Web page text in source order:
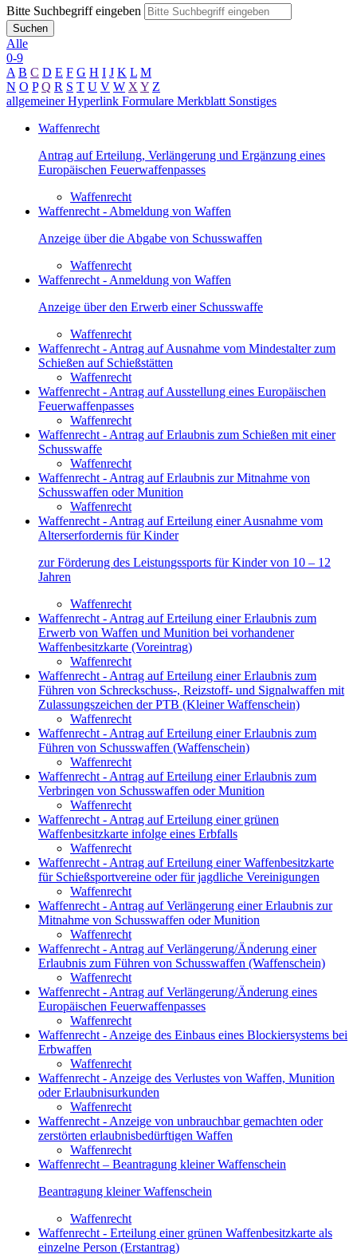
Bitte Suchbegriff eingeben
Suchen
Alle
0-9
A B C D E F G H I J K L M
N O P Q R S T U V W XY Z
allgemeiner Hyperlink Formulare Merkblatt Sonstiges
Waffenrecht
Antrag auf Erteilung, Verlängerung und Ergänzung eines
Europäischen Feuerwaffenpasses
Waffenrecht
Waffenrecht - Abmeldung von Waffen
Anzeige über die Abgabe von Schusswaffen
Waffenrecht
Waffenrecht - Anmeldung von Waffen
Anzeige über den Erwerb einer Schusswaffe
Waffenrecht
Waffenrecht - Antrag auf Ausnahme vom Mindestalter zum
Schießen auf Schießstätten
Waffenrecht
Waffenrecht - Antrag auf Ausstellung eines Europäischen
Feuerwaffenpasses
Waffenrecht
Waffenrecht - Antrag auf Erlaubnis zum Schießen mit einer
Schusswaffe
Waffenrecht
Waffenrecht - Antrag auf Erlaubnis zur Mitnahme von
Schusswaffen oder Munition
Waffenrecht
Waffenrecht - Antrag auf Erteilung einer Ausnahme vom
Alterserfordernis für Kinder
zur Förderung des Leistungssports für Kinder von 10 – 12
Jahren
Waffenrecht
Waffenrecht - Antrag auf Erteilung einer Erlaubnis zum
Erwerb von Waffen und Munition bei vorhandener
Waffenbesitzkarte (Voreintrag)
Waffenrecht
Waffenrecht - Antrag auf Erteilung einer Erlaubnis zum
Führen von Schreckschuss-, Reizstoff- und Signalwaffen mit
Zulassungszeichen der PTB (Kleiner Waffenschein)
Waffenrecht
Waffenrecht - Antrag auf Erteilung einer Erlaubnis zum
Führen von Schusswaffen (Waffenschein)
Waffenrecht
Waffenrecht - Antrag auf Erteilung einer Erlaubnis zum
Verbringen von Schusswaffen oder Munition
Waffenrecht
Waffenrecht - Antrag auf Erteilung einer grünen
Waffenbesitzkarte infolge eines Erbfalls
Waffenrecht
Waffenrecht - Antrag auf Erteilung einer Waffenbesitzkarte
für Schießsportvereine oder für jagdliche Vereinigungen
Waffenrecht
Waffenrecht - Antrag auf Verlängerung einer Erlaubnis zur
Mitnahme von Schusswaffen oder Munition
Waffenrecht
Waffenrecht - Antrag auf Verlängerung/Änderung einer
Erlaubnis zum Führen von Schusswaffen (Waffenschein)
Waffenrecht
Waffenrecht - Antrag auf Verlängerung/Änderung eines
Europäischen Feuerwaffenpasses
Waffenrecht
Waffenrecht - Anzeige des Einbaus eines Blockiersystems bei
Erbwaffen
Waffenrecht
Waffenrecht - Anzeige des Verlustes von Waffen, Munition
oder Erlaubnisurkunden
Waffenrecht
Waffenrecht - Anzeige von unbrauchbar gemachten oder
zerstörten erlaubnisbedürftigen Waffen
Waffenrecht
Waffenrecht – Beantragung kleiner Waffenschein
Beantragung kleiner Waffenschein
Waffenrecht
Waffenrecht - Erteilung einer grünen Waffenbesitzkarte als
einzelne Person (Erstantrag)